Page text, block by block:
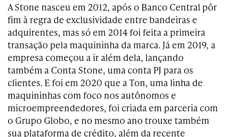
A Stone nasceu em 2012, após o Banco Central pôr
fim à regra de exclusividade entre bandeiras e
adquirentes, mas só em 2014 foi feita a primeira
transação pela maquininha da marca. Já em 2019, a
empresa começou a ir além dela, lançando
também a Conta Stone, uma conta PJ para os
clientes. E foi em 2020 que a Ton, uma linha de
maquininhas com foco nos autônomos e
microempreendedores, foi criada em parceria com
o Grupo Globo, e no mesmo ano trouxe também
sua plataforma de crédito, além da recente